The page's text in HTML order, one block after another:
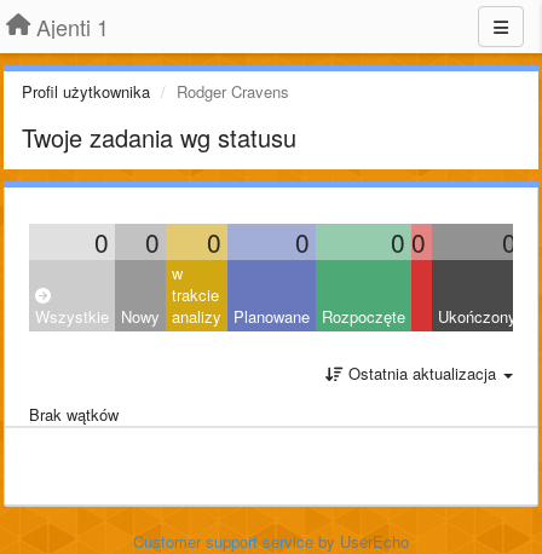
Ajenti 1
Profil użytkownika Rodger Cravens
Twoje zadania wg statusu
0 0 0 0 0 0 0
Wszystkie Nowy
w
trakcie
analizy
Planowane Rozpoczęte Ukończony
Ostatnia aktualizacja
Brak wątków
Customer support service by UserEcho